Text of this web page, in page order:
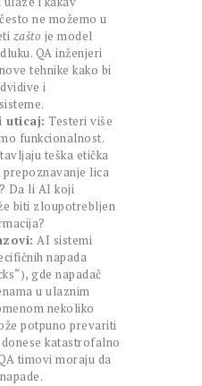
ne možemo u
zašto je model
QA inženjeri
tehnike kako bi
i
uticaj: Testeri više
funkcionalnost.
teška etička
lica
Da li AI koji
biti zloupotrebljen
AI sistemi
napada
gde napadač
u ulaznim
nekoliko
potpuno prevariti
katastrofalno
timovi moraju da